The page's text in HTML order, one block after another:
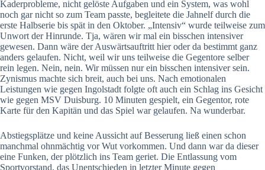
Kaderprobleme, nicht gelöste Aufgaben und ein System, was wohl
noch gar nicht so zum Team passte, begleitete die Jahnelf durch die
erste Halbserie bis spät in den Oktober. „Intensiv“ wurde teilweise zum
Unwort der Hinrunde. Tja, wären wir mal ein bisschen intensiver
gewesen. Dann wäre der Auswärtsauftritt hier oder da bestimmt ganz
anders gelaufen. Nicht, weil wir uns teilweise die Gegentore selber
rein legen. Nein, nein. Wir müssen nur ein bisschen intensiver sein.
Zynismus machte sich breit, auch bei uns. Nach emotionalen
Leistungen wie gegen Ingolstadt folgte oft auch ein Schlag ins Gesicht
wie gegen MSV Duisburg. 10 Minuten gespielt, ein Gegentor, rote
Karte für den Kapitän und das Spiel war gelaufen. Na wunderbar.
Abstiegsplätze und keine Aussicht auf Besserung ließ einen schon
manchmal ohnmächtig vor Wut vorkommen. Und dann war da dieser
eine Funken, der plötzlich ins Team geriet. Die Entlassung vom
Sportvorstand, das Unentschieden in letzter Minute gegen